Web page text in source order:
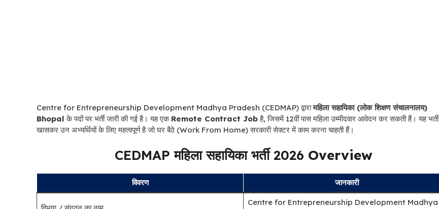
Centre for Entrepreneurship Development Madhya Pradesh (CEDMAP) द्वारामहिला सहायिका (लोक शिक्षण संचालनालय)
Bhopal के पदों पर भर्ती जारी की गई है। यह एक Remote Contract Jobहै, जिसमें 12वीं पास महिला उम्मीदवार आवेदन कर सकती हैं। यह भर्ती
खासकर उन अभ्यर्थियों के लिए महत्वपूर्ण है जो घर बैठे (Work From Home) सरकारी सेक्टर में काम करना चाहती हैं।
CEDMAP महिला सहायिका भर्ती 2026 Overview
विवरण जानकारी
Centre for Entrepreneurship Development Madhya